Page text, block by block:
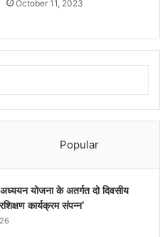
October 11, 2023
Popular
योजना के अतर्गत दो दिवसीय
कार्यक्रम संपन्न’